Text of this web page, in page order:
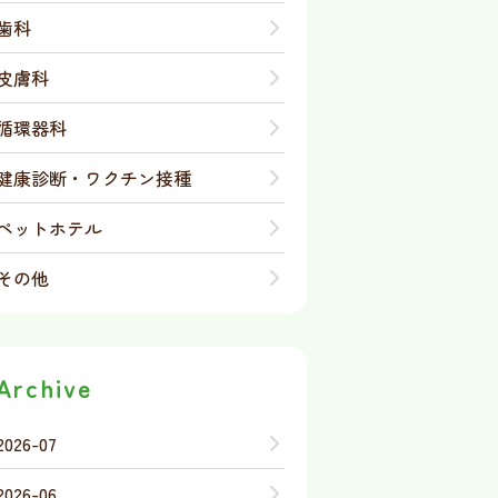
科
膚科
環器科
康診断・ワクチン接種
ットホテル
の他
07